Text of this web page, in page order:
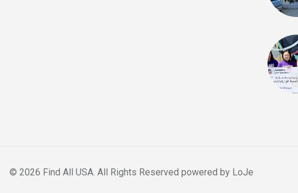
© 2026 Find All USA. All Rights Reserved powered by LoJe